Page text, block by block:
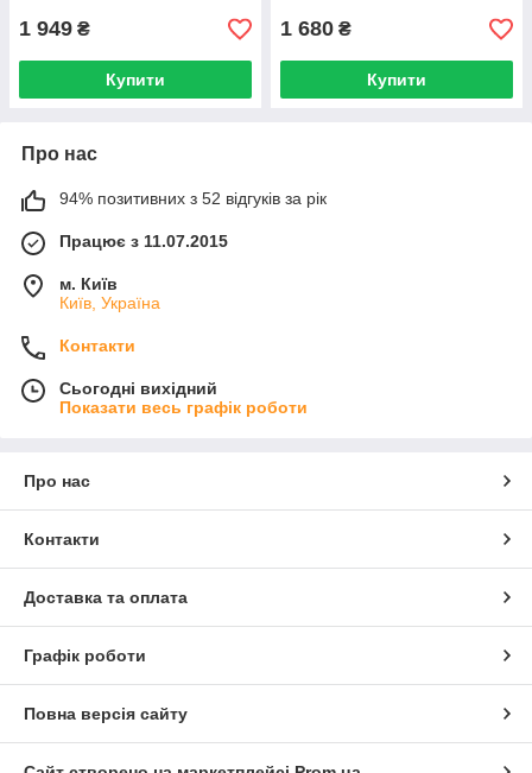
1 949 ₴
Купити
1 680 ₴
Купити
Про нас
94% позитивних з 52 відгуків за рік
Працює з 11.07.2015
м. Київ
Київ, Україна
Контакти
Сьогодні вихідний
Показати весь графік роботи
Про нас
Контакти
Доставка та оплата
Графік роботи
Повна версія сайту